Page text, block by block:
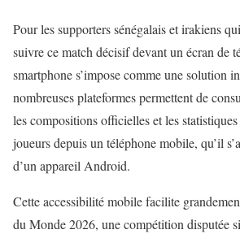
Pour les supporters sénégalais et irakiens
suivre ce match décisif devant un écran de
smartphone s’impose comme une solution
nombreuses plateformes permettent de
les compositions officielles et les
joueurs depuis un téléphone mobile, qu’il
d’un appareil Android.
Cette accessibilité mobile facilite
du Monde 2026, une compétition disputée